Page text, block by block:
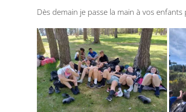
Dès demain je passe la main à vos